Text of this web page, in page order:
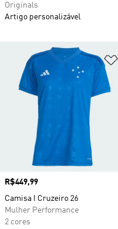
Originals
Artigo personalizável
Preço
R$449,99
Camisa I Cruzeiro 26
Mulher Performance
2 cores